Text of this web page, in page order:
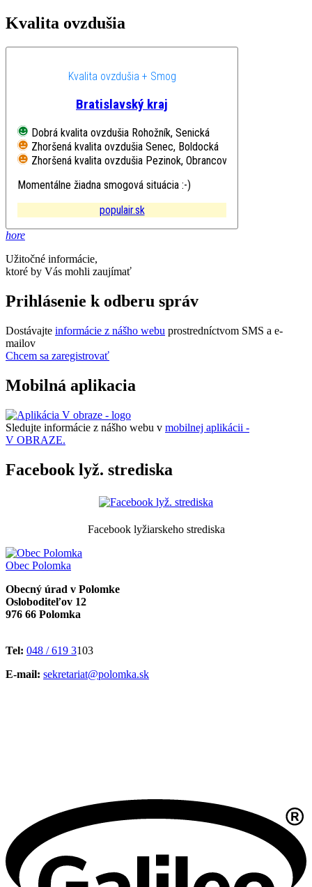
Kvalita ovzdušia
Kvalita ovzdušia + Smog
Bratislavský kraj
Dobrá kvalita ovzdušia Rohožník, Senická
Zhoršená kvalita ovzdušia Senec, Boldocká
Zhoršená kvalita ovzdušia Pezinok, Obrancov mieru
Momentálne žiadna smogová situácia :-)
populair.sk
hore
Užitočné informácie,
ktoré by Vás mohli zaujímať
Prihlásenie k odberu správ
Dostávajte informácie z nášho webu prostredníctvom SMS a e-
mailov
Chcem sa zaregistrovať
Mobilná aplikacia
Sledujte informácie z nášho webu v mobilnej aplikácii -
V OBRAZE.
Facebook lyž. strediska
Facebook lyžiarskeho strediska
Obec Polomka
Obecný úrad v Polomke
Osloboditeľov 12
976 66 Polomka
Tel: 048 / 619 3103
E-mail: sekretariat@polomka.sk